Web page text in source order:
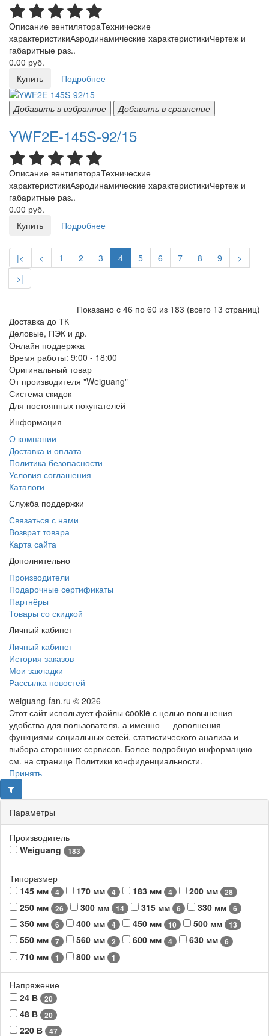
Описание вентилятораТехнические
характеристикиАэродинамические характеристикиЧертеж и
габаритные раз..
0.00 руб.
Купить
Подробнее
Добавить в избранное Добавить в сравнение
YWF2E-145S-92/15
Описание вентилятораТехнические
характеристикиАэродинамические характеристикиЧертеж и
габаритные раз..
0.00 руб.
Купить
Подробнее
|< < 1 2 3 4 5 6 7 8 9
>
>|
Показано с 46 по 60 из 183 (всего 13 страниц)
Доставка до ТК
Деловые, ПЭК и др.
Онлайн поддержка
Время работы: 9:00 - 18:00
Оригинальный товар
От производителя "Weiguang"
Система скидок
Для постоянных покупателей
Информация
О компании
Доставка и оплата
Политика безопасности
Условия соглашения
Каталоги
Служба поддержки
Связаться с нами
Возврат товара
Карта сайта
Дополнительно
Производители
Подарочные сертификаты
Партнёры
Товары со скидкой
Личный кабинет
Личный кабинет
История заказов
Мои закладки
Рассылка новостей
weiguang-fan.ru © 2026
Этот сайт использует файлы cookie с целью повышения
удобства для пользователя, а именно — дополнения
функциями социальных сетей, статистического анализа и
выбора сторонних сервисов. Более подробную информацию
см. на странице Политики конфиденциальности.
Принять
Параметры
Производитель
Weiguang
183
Типоразмер
145 мм
4 170 мм 4 183 мм 4 200 мм 28
250 мм 26 300 мм 14 315 мм 6 330 мм 6
350 мм 6 400 мм 4 450 мм 10 500 мм 13
550 мм 7 560 мм 2 600 мм 4 630 мм 6
710 мм 1 800 мм 1
Напряжение
24 В
20
48 В 20
220 В 47